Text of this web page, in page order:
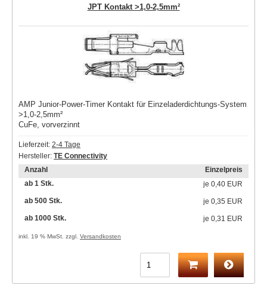
JPT Kontakt >1,0-2,5mm²
AMP Junior-Power-Timer Kontakt für Einzeladerdichtungs-System
>1,0-2,5mm²
CuFe, vorverzinnt
Lieferzeit: 2-4 Tage
Hersteller: TE Connectivity
Anzahl
Einzelpreis
ab 1 Stk.
je 0,40 EUR
ab 500 Stk.
je 0,35 EUR
ab 1000 Stk.
je 0,31 EUR
inkl. 19 % MwSt. zzgl. Versandkosten